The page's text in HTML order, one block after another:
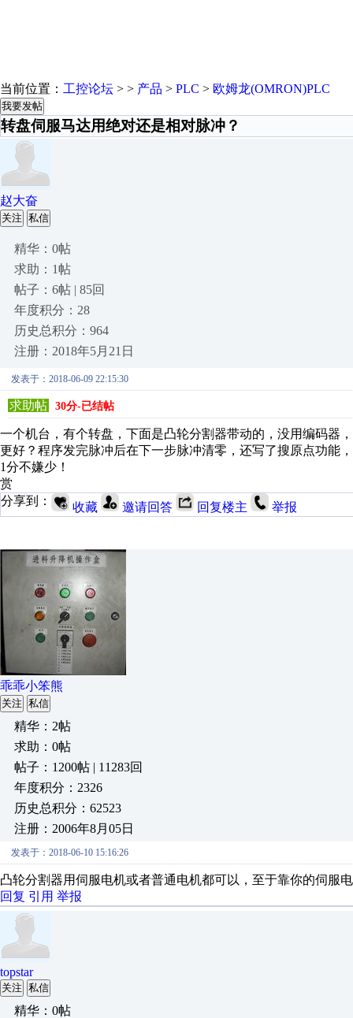
当前位置： 工控论坛 > > 产品 > PLC > 欧姆龙(OMRON)PLC
我要发帖
转盘伺服马达用绝对还是相对脉冲？
赵大奋
关注 私信
精华：0帖
求助：1帖
帖子：6帖 | 85回
年度积分：28
历史总积分：964
注册：2018年5月21日
发表于：2018-06-09 22:15:30
求助帖 30分-已结帖
一个机台，有个转盘，下面是凸轮分割器带动的，没用编码器
更好？程序发完脉冲后在下一步脉冲清零，还写了搜原点功能
1分不嫌少！
赏
分享到：
收藏 邀请回答 回复楼主 举报
乖乖小笨熊
关注 私信
精华：2帖
求助：0帖
帖子：1200帖 | 11283回
年度积分：2326
历史总积分：62523
注册：2006年8月05日
发表于：2018-06-10 15:16:26
凸轮分割器用伺服电机或者普通电机都可以，至于靠你的伺服
回复 引用 举报
topstar
关注 私信
精华：0帖